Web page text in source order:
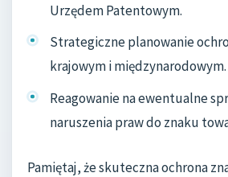
Urzędem Patentowym.
Strategiczne planowanie
krajowym i międzynarodowym.
Reagowanie na ewentualne
naruszenia praw do znaku
Pamiętaj, że skuteczna ochrona